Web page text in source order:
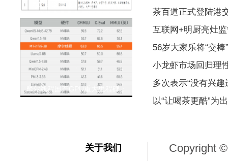
强化科学理念，突出智慧监管
摩尔线程国产GPU重大里程碑：
茶百道正式登陆港
互联网+明厨亮灶
56岁大家乐将“交
小龙虾市场回归理
多次表示“没有兴
以“让喝茶更酷”为
关于我们 Copyright